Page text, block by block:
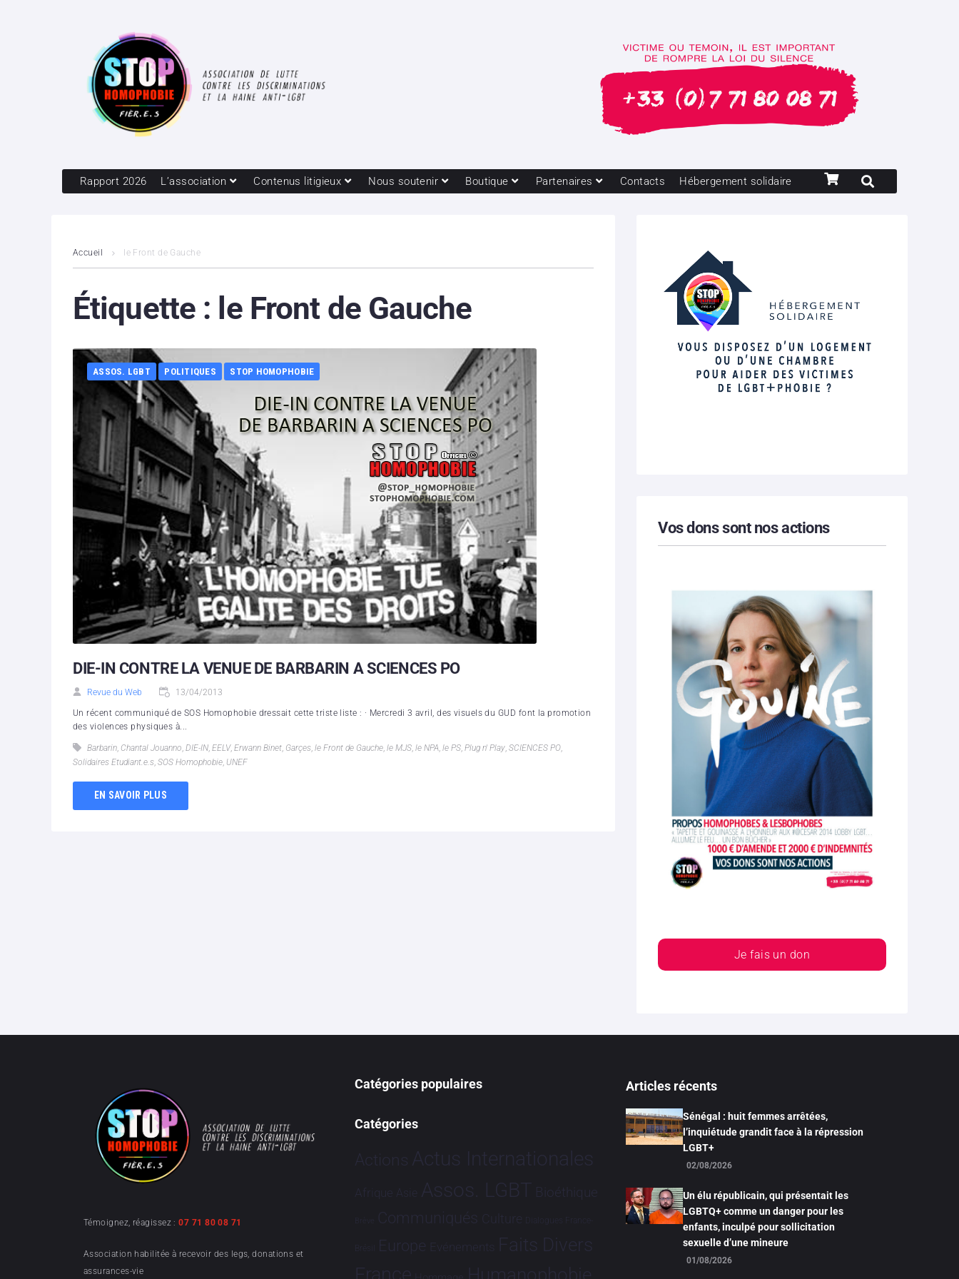
Rapport 2026 L’association Contenus litigieux Nous soutenir Boutique Partenaires Contacts Hébergement solidaire
Accueil le Front de Gauche
Étiquette : le Front de Gauche
ASSOS. LGBT POLITIQUES STOP HOMOPHOBIE
DIE-IN CONTRE LA VENUE DE BARBARIN A SCIENCES PO
Revue du Web 13/04/2013
Un récent communiqué de SOS Homophobie dressait cette triste liste : · Mercredi 3 avril, des visuels du GUD font la promotion
des violences physiques à...
Barbarin, Chantal Jouanno, DIE-IN, EELV, Erwann Binet, Garçes, le Front de Gauche, le MJS, le NPA, le PS, Plug n' Play, SCIENCES PO,
Solidaires Etudiant.e.s, SOS Homophobie, UNEF
EN SAVOIR PLUS
Vos dons sont nos actions
Je fais un don
Témoignez, réagissez :07 71 80 08 71
Association habilitée à recevoir des legs, donations et
assurances-vie
Catégories populaires
Catégories
Actions Actus Internationales
Afrique Asie Assos. LGBT Bioéthique
Brève Communiqués Culture Dialogues France-
Brésil Europe Evénements Faits Divers
Humanophobie
Articles récents
Sénégal : huit femmes arrêtées,
l’inquiétude grandit face à la répression
LGBT+
02/08/2026
Un élu républicain, qui présentait les
LGBTQ+ comme un danger pour les
enfants, inculpé pour sollicitation
sexuelle d’une mineure
01/08/2026